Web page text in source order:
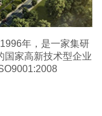
年，是一家集研
国家高新技术型企业